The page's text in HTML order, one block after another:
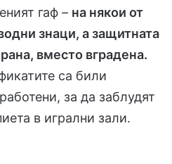
гаф – на някои от
знаци, а защитната
вместо вградена.
са били
за да заблудят
в игрални зали.